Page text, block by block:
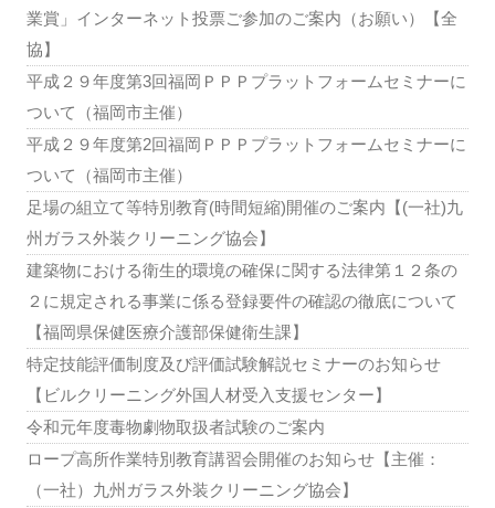
業賞」インターネット投票ご参加のご案内（お願い）【全
協】
平成２９年度第3回福岡ＰＰＰプラットフォームセミナーに
ついて（福岡市主催）
平成２９年度第2回福岡ＰＰＰプラットフォームセミナーに
ついて（福岡市主催）
足場の組立て等特別教育(時間短縮)開催のご案内【(一社)九
州ガラス外装クリーニング協会】
建築物における衛生的環境の確保に関する法律第１２条の
２に規定される事業に係る登録要件の確認の徹底について
【福岡県保健医療介護部保健衛生課】
特定技能評価制度及び評価試験解説セミナーのお知らせ
【ビルクリーニング外国人材受入支援センター】
令和元年度毒物劇物取扱者試験のご案内
ロープ高所作業特別教育講習会開催のお知らせ【主催：
（一社）九州ガラス外装クリーニング協会】